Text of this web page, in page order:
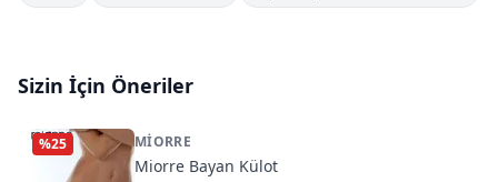
Sizin İçin Öneriler
%25 MIORRE
Miorre Bayan Külot